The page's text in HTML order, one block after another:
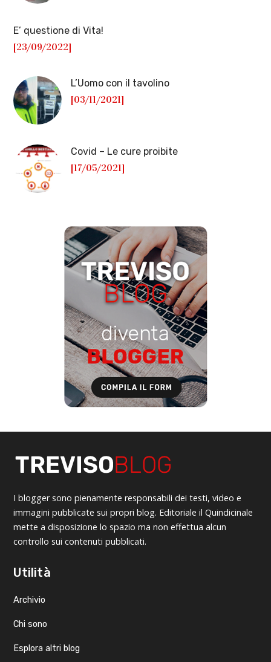
E’ questione di Vita!
[23/09/2022]
L’Uomo con il tavolino
[03/11/2021]
Covid – Le cure proibite
[17/05/2021]
I blogger sono pienamente responsabili dei testi, video e
immagini pubblicate sui propri blog. Editoriale il Quindicinale
mette a disposizione lo spazio ma non effettua alcun
controllo sui contenuti pubblicati.
Utilità
Archivio
Chi sono
Esplora altri blog